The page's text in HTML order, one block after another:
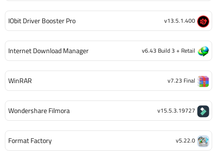
IObit Driver Booster Pro v13.5.1.400
Internet Download Manager v6.43 Build 3 + Retail
WinRAR v7.23 Final
Wondershare Filmora v15.5.3.19727
Format Factory v5.22.0